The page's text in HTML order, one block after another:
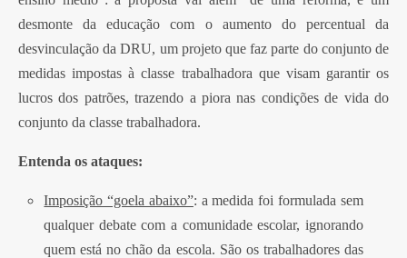
desmonte da educação com o aumento do percentual da
desvinculação da DRU, um projeto que faz parte do conjunto de
medidas impostas à classe trabalhadora que visam garantir os
lucros dos patrões, trazendo a piora nas condições de vida do
conjunto da classe trabalhadora.
Entenda os ataques:
Imposição “goela abaixo”: a medida foi formulada sem
qualquer debate com a comunidade escolar, ignorando
quem está no chão da escola. São os trabalhadores das